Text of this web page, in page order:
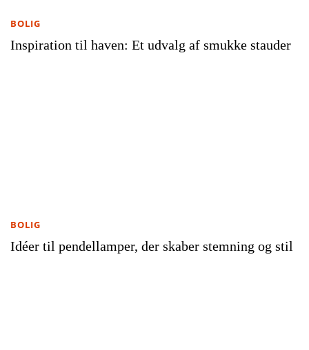
Inspiration til haven: Et udvalg af smukke stauder
BOLIG
Idéer til pendellamper, der skaber stemning og stil
BOLIG